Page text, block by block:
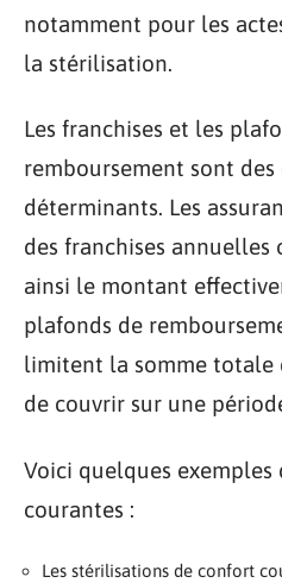
notamment pour les
la stérilisation.
Les franchises et les
remboursement sont des
déterminants. Les
des franchises
ainsi le montant
plafonds de
limitent la somme totale
de couvrir sur une
Voici quelques
courantes :
Les stérilisations de confort